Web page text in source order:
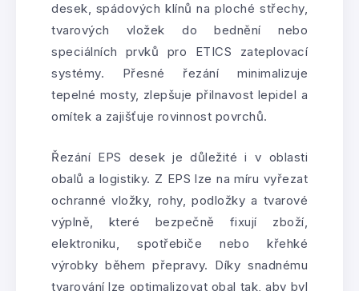
desek, spádových klínů na ploché střechy,
tvarových vložek do bednění nebo
speciálních prvků pro ETICS zateplovací
systémy. Přesné řezání minimalizuje
tepelné mosty, zlepšuje přilnavost lepidel a
omítek a zajišťuje rovinnost povrchů.
Řezání EPS desek je důležité i v oblasti
obalů a logistiky. Z EPS lze na míru vyřezat
ochranné vložky, rohy, podložky a tvarové
výplně, které bezpečně fixují zboží,
elektroniku, spotřebiče nebo křehké
výrobky během přepravy. Díky snadnému
tvarování lze optimalizovat obal tak, aby byl